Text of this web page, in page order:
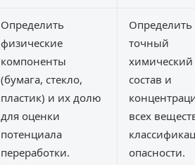
Определить
физические
компоненты
(бумага, стекло,
пластик) и их долю
для оценки
потенциала
переработки.
Определить
точный
химический
состав и
всех
опасности.